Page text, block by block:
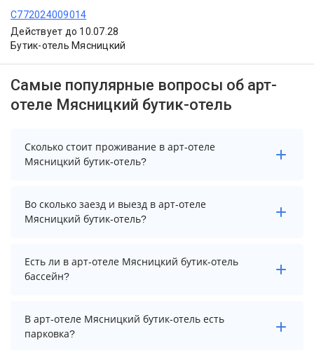
С772024009014
Действует до 10.07.28
Бутик-отель Мясницкий
Самые популярные вопросы об арт-
отеле Мясницкий бутик-отель
Сколько стоит проживание в арт-отеле
Мясницкий бутик-отель?
Стоимость проживания в арт-отеле Мясницкий
бутик-отель начинается от 6291 рублей. Чтобы
Во сколько заезд и выезд в арт-отеле
Мясницкий бутик-отель?
Заезд возможен после 14:00, а выезд необходимо
осуществить до 12:00.
Есть ли в арт-отеле Мясницкий бутик-отель
бассейн?
В арт-отеле Мясницкий бутик-отель нет бассейна.
В арт-отеле Мясницкий бутик-отель есть
парковка?